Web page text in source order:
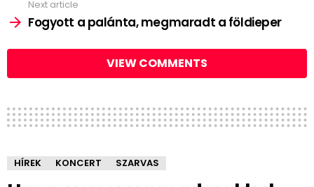
Next article
Fogyott a palánta, megmaradt a földieper
VIEW COMMENTS
HÍREK KONCERT SZARVAS